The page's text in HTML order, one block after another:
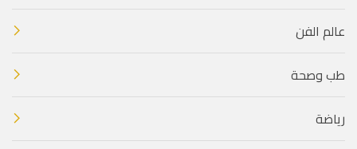
عالم الفن
طب وصحة
رياضة